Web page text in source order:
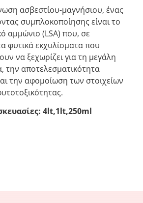
ασβεστίου-μαγνήσιου, ένας
συμπλοκοποίησης είναι το
αμμώνιο (LSA) που, σε
φυτικά εκχυλίσματα που
να ξεχωρίζει για τη μεγάλη
την αποτελεσματικότητα
την αφομοίωση των στοιχείων
4lt,1lt,250ml